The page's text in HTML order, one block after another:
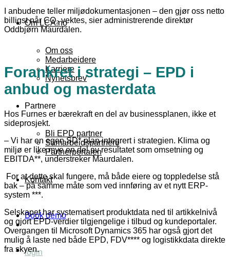
Om LCA.no
Om oss
Medarbeidere
Karriere
Nyhetsbrev
Partnere
Bli EPD partner
Samarbeidspartnere
Partnerportalen
Kontakt
Book demo
login
I anbudene teller miljødokumentasjonen – den gjør oss netto
billigst når CO₂ vektes, sier administrerende direktør
Oddbjørn Maurdalen.
Forankret i strategi – EPD i
anbud og masterdata
Hos Furnes er bærekraft en del av businessplanen, ikke et
sideprosjekt.
– Vi har en egen SD*-plan integrert i strategien. Klima og
miljø er like mye en del av resultatet som omsetning og
EBITDA**, understreker Maurdalen.
For at dette skal fungere, må både eiere og toppledelse stå
bak – på samme måte som ved innføring av et nytt ERP-
system ***.
Selskapet har systematisert produktdata ned til artikkelnivå
og gjort EPD-verdier tilgjengelige i tilbud og kundeportaler.
Overgangen til Microsoft Dynamics 365 har også gjort det
mulig å laste ned både EPD, FDV**** og logistikkdata direkte
fra skyen.